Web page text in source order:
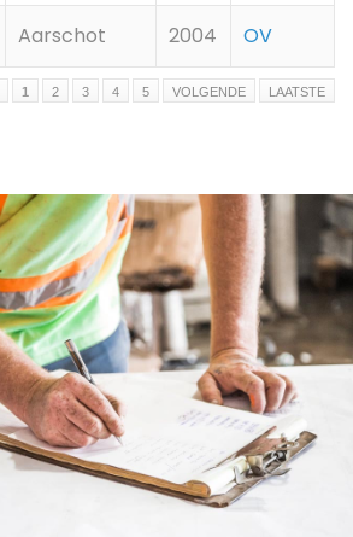
Aarschot 2004 OV
1 2 3 4 5 VOLGENDE LAATSTE